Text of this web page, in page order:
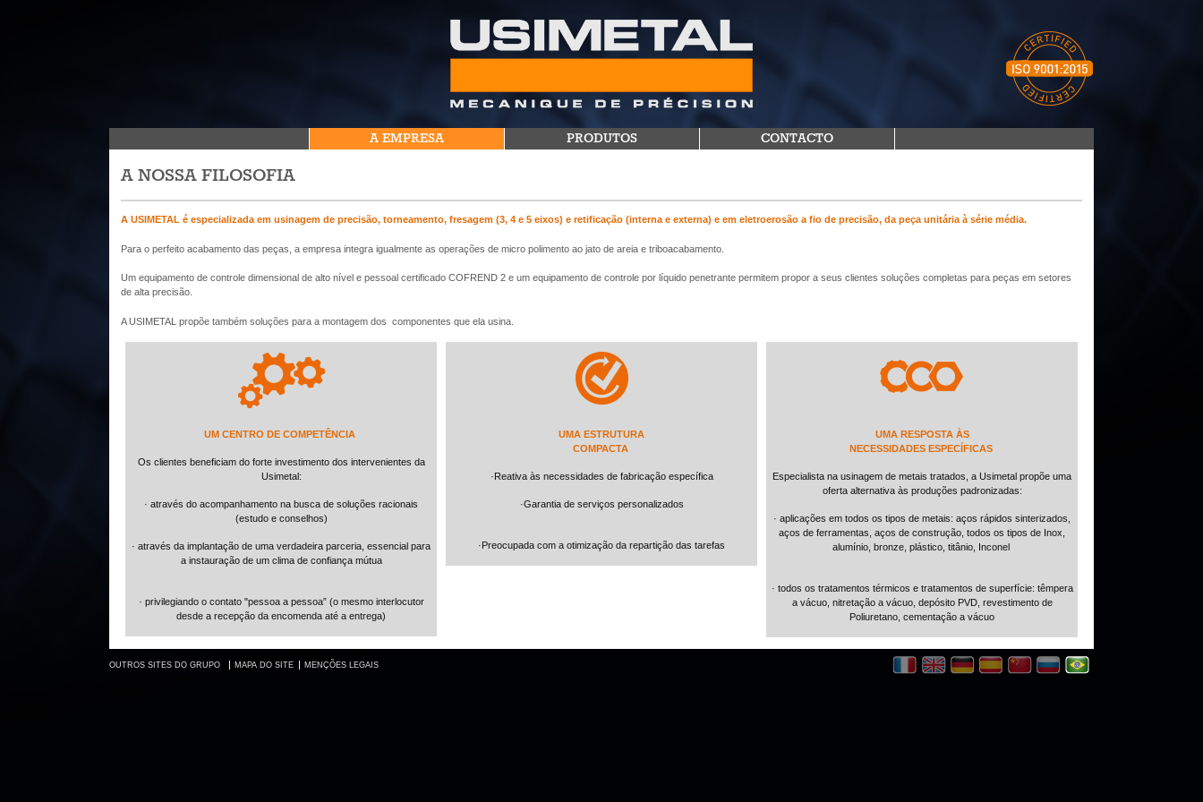
A EMPRESA PRODUTOS CONTACTO
A NOSSA FILOSOFIA
A USIMETAL é especializada em usinagem de precisão, torneamento, fresagem (3, 4 e 5 eixos) e retificação (interna e externa) e em eletroerosão a fio de precisão, da peça unitária à série média.
Para o perfeito acabamento das peças, a empresa integra igualmente as operações de micro polimento ao jato de areia e triboacabamento.
Um equipamento de controle dimensional de alto nível e pessoal certificado COFREND 2 e um equipamento de controle por líquido penetrante permitem propor a seus clientes soluções completas para peças em setores
de alta precisão.
A USIMETAL propõe também soluções para a montagem dos componentes que ela usina.
UM CENTRO DE COMPETÊNCIA
Os clientes beneficiam do forte investimento dos intervenientes da
Usimetal:
· através do acompanhamento na busca de soluções racionais
(estudo e conselhos)
· através da implantação de uma verdadeira parceria, essencial para
a instauração de um clima de confiança mútua
· privilegiando o contato "pessoa a pessoa” (o mesmo interlocutor
desde a recepção da encomenda até a entrega)
UMA ESTRUTURA
COMPACTA
·Reativa às necessidades de fabricação específica
·Garantia de serviços personalizados
·Preocupada com a otimização da repartição das tarefas
UMA RESPOSTA ÀS
NECESSIDADES ESPECÍFICAS
Especialista na usinagem de metais tratados, a Usimetal propõe uma
oferta alternativa às produções padronizadas:
· aplicações em todos os tipos de metais: aços rápidos sinterizados,
aços de ferramentas, aços de construção, todos os tipos de Inox,
alumínio, bronze, plástico, titânio, Inconel
· todos os tratamentos térmicos e tratamentos de superfície: têmpera
a vácuo, nitretação a vácuo, depósito PVD, revestimento de
Poliuretano, cementação a vácuo
OUTROS SITES DO GRUPO MAPA DO SITE MENÇÕES LEGAIS